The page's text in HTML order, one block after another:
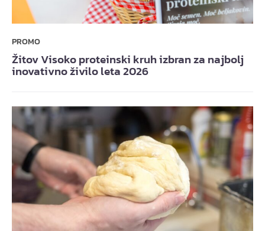
PROMO
Žitov Visoko proteinski kruh izbran za najbolj
inovativno živilo leta 2026